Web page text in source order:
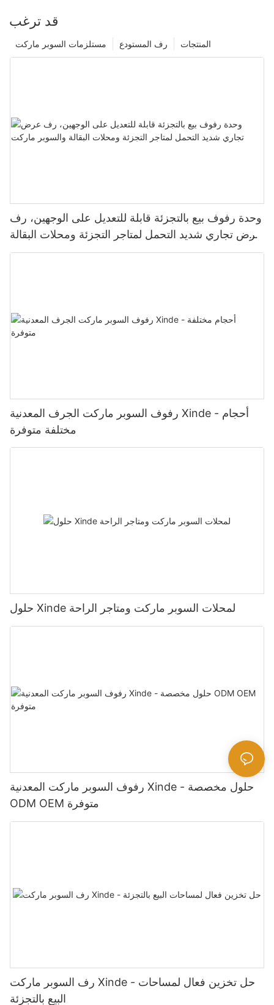
قد ترغب
المنتجات رف المستودع مستلزمات السوبر ماركت
وحدة رفوف بيع بالتجزئة قابلة للتعديل على الوجهين، رف
عرض تجاري شديد التحمل لمتاجر التجزئة ومحلات البقالة
والسوبر ماركت
رفوف السوبر ماركت الجرف المعدنية Xinde - أحجام
مختلفة متوفرة
حلول Xinde لمحلات السوبر ماركت ومتاجر الراحة
رفوف السوبر ماركت المعدنية Xinde - حلول مخصصة
ODM OEM متوفرة
رف السوبر ماركت Xinde - حل تخزين فعال لمساحات
البيع بالتجزئة